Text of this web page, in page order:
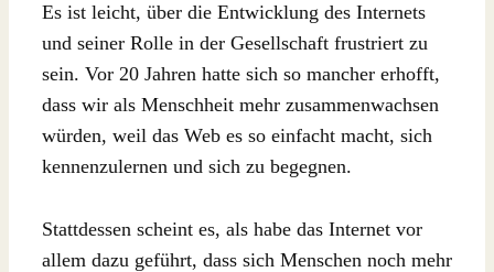
Es ist leicht, über die Entwicklung des Internets
und seiner Rolle in der Gesellschaft frustriert zu
sein. Vor 20 Jahren hatte sich so mancher erhofft,
dass wir als Menschheit mehr zusammenwachsen
würden, weil das Web es so einfacht macht, sich
kennenzulernen und sich zu begegnen.
Stattdessen scheint es, als habe das Internet vor
allem dazu geführt, dass sich Menschen noch mehr